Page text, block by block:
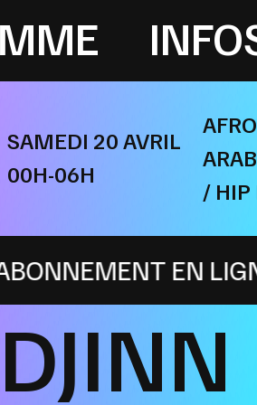
SAMEDI 20 AVRIL
00H-06H
/ HIP
EN LIGNE ICI !